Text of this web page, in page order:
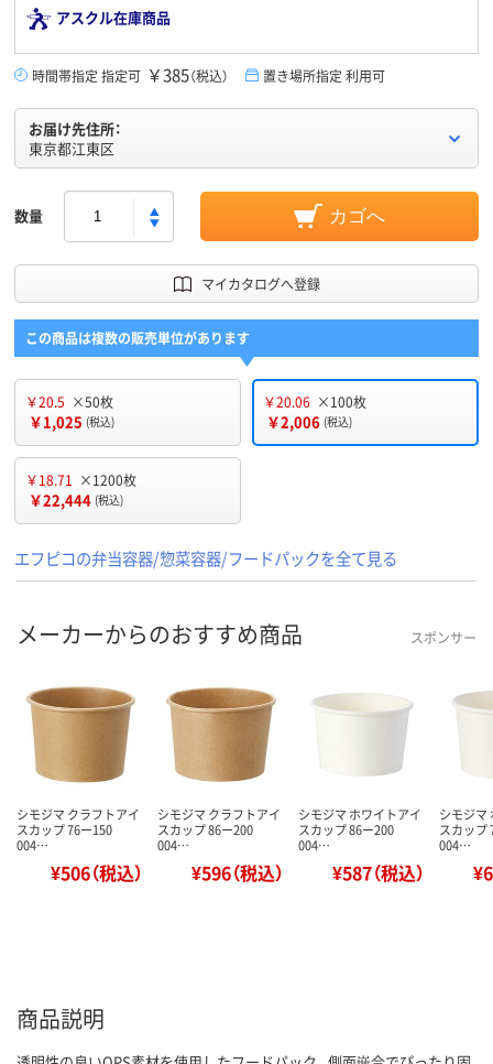
アスクル在庫商品
時間帯指定 指定可 ￥385（税込） 置き場所指定 利用可
お届け先住所：
東京都江東区
数量 カゴへ
マイカタログへ登録
この商品は複数の販売単位があります
￥20.5 ×50枚
￥1,025 (税込)
￥20.06 ×100枚
￥2,006 (税込)
￥18.71 ×1200枚
￥22,444 (税込)
エフピコの弁当容器/惣菜容器/フードパックを全て見る
メーカーからのおすすめ商品 スポンサー
シモジマ クラフトアイ
スカップ 76ー150
004…
¥506（税込）
シモジマ クラフトアイ
スカップ 86ー200
004…
¥596（税込）
シモジマ ホワイトアイ
スカップ 86ー200
004…
¥587（税込）
シモジマ
スカップ
004…
商品説明